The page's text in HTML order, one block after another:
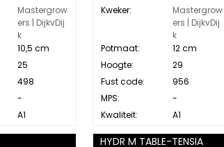
Mastergrow
ers | DijkvDij
k
10,5 cm
25
498
-
A1
Kweker:
Mastergrow
ers | DijkvDij
k
Potmaat:
12 cm
Hoogte:
29
Fust code:
956
MPS:
-
Kwaliteit:
A1
HYDR M TABLE-TENSIA